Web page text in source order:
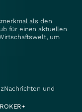
als den
für einen aktuellen
um
und